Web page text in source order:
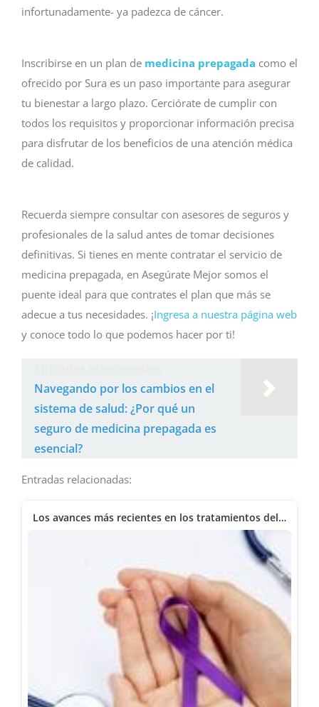
infortunadamente- ya padezca de cáncer.
Inscribirse en un plan de medicina prepagada como el
ofrecido por Sura es un paso importante para asegurar
tu bienestar a largo plazo. Cerciórate de cumplir con
todos los requisitos y proporcionar información precisa
para disfrutar de los beneficios de una atención médica
de calidad.
Recuerda siempre consultar con asesores de seguros y
profesionales de la salud antes de tomar decisiones
definitivas. Si tienes en mente contratar el servicio de
medicina prepagada, en Asegúrate Mejor somos el
puente ideal para que contrates el plan que más se
adecue a tus necesidades. ¡Ingresa a nuestra página web
y conoce todo lo que podemos hacer por ti!
Navegando por los cambios en el
sistema de salud: ¿Por qué un
seguro de medicina prepagada es
esencial?
Entradas relacionadas:
Los avances más recientes en los tratamientos del…